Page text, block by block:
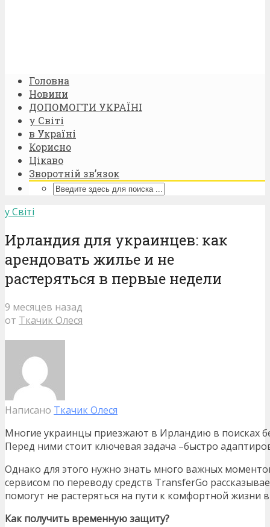
Головна
Новини
ДОПОМОГТИ УКРАЇНІ
у Світі
в Україні
Корисно
Цікаво
Зворотній зв’язок
у Світі
Ирландия для украинцев: как
арендовать жилье и не
растеряться в первые недели
9 месяцев назад
от Ткачик Олеся
Написано Ткачик Олеся
Многие украинцы приезжают в Ирландию в поисках
Перед ними стоит ключевая задача –быстро
Однако для этого нужно знать много важных
сервисом по переводу средств TransferGo
помогут не растеряться на пути к комфортной жизни
Как получить временную защиту?